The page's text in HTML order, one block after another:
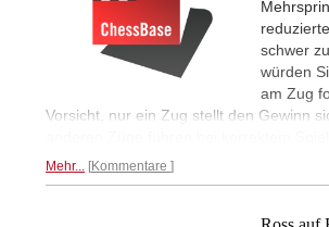
schwer
würden
am Zug
Vorsicht, nur ein Zug stellt den Gewinn
Mehr... Kommentare